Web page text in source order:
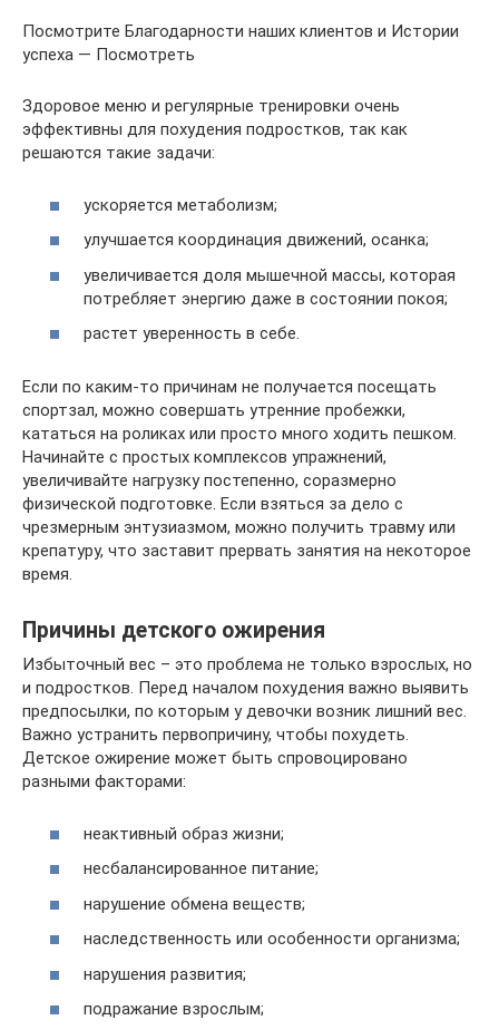
Посмотрите Благодарности наших клиентов и Истории
успеха — Посмотреть
Здоровое меню и регулярные тренировки очень
эффективны для похудения подростков, так как
решаются такие задачи:
ускоряется метаболизм;
улучшается координация движений, осанка;
увеличивается доля мышечной массы, которая
потребляет энергию даже в состоянии покоя;
растет уверенность в себе.
Если по каким-то причинам не получается посещать
спортзал, можно совершать утренние пробежки,
кататься на роликах или просто много ходить пешком.
Начинайте с простых комплексов упражнений,
увеличивайте нагрузку постепенно, соразмерно
физической подготовке. Если взяться за дело с
чрезмерным энтузиазмом, можно получить травму или
крепатуру, что заставит прервать занятия на некоторое
время.
Причины детского ожирения
Избыточный вес – это проблема не только взрослых, но
и подростков. Перед началом похудения важно выявить
предпосылки, по которым у девочки возник лишний вес.
Важно устранить первопричину, чтобы похудеть.
Детское ожирение может быть спровоцировано
разными факторами:
неактивный образ жизни;
несбалансированное питание;
нарушение обмена веществ;
наследственность или особенности организма;
нарушения развития;
подражание взрослым;